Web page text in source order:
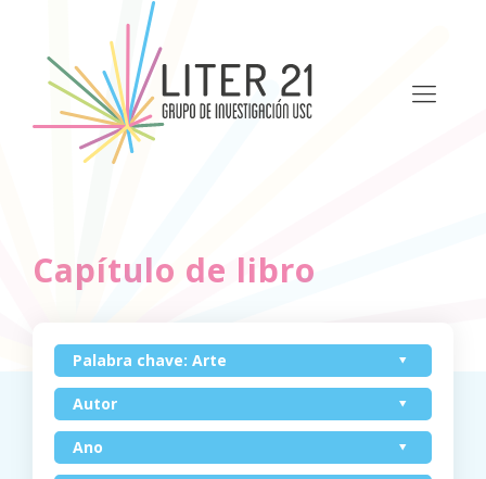
Capítulo de libro
Palabra chave: Arte
Autor
Ano